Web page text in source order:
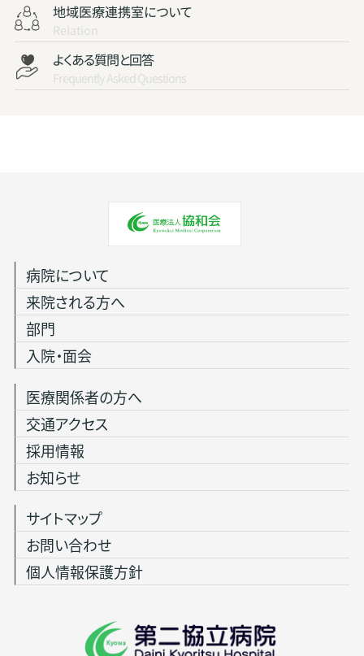
地域医療連携室について
Relation
よくある質問と回答
Frequently Asked Questions
病院について
来院される方へ
部門
入院・面会
医療関係者の方へ
交通アクセス
採用情報
お知らせ
サイトマップ
お問い合わせ
個人情報保護方針